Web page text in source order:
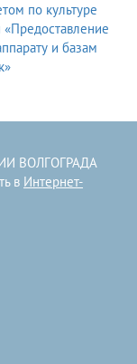
«Предоставление
и базам
ВОЛГОГРАДА
в Интернет-